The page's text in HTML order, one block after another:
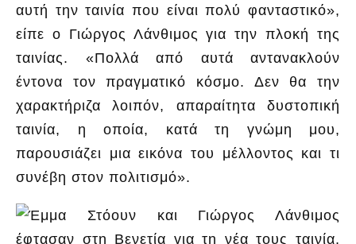
αυτή την ταινία που είναι πολύ φανταστικό»,
είπε ο Γιώργος Λάνθιμος για την πλοκή της
ταινίας. «Πολλά από αυτά αντανακλούν
έντονα τον πραγματικό κόσμο. Δεν θα την
χαρακτήριζα λοιπόν, απαραίτητα δυστοπική
ταινία, η οποία, κατά τη γνώμη μου,
παρουσιάζει μια εικόνα του μέλλοντος και τι
συνέβη στον πολιτισμό».